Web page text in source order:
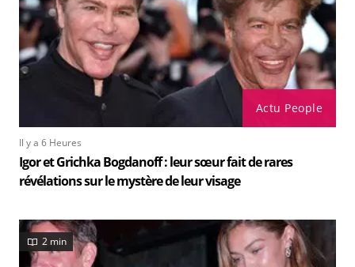
Actu People
Il y a 6 Heures
Igor et Grichka Bogdanoff : leur sœur fait de rares
révélations sur le mystère de leur visage
2 min